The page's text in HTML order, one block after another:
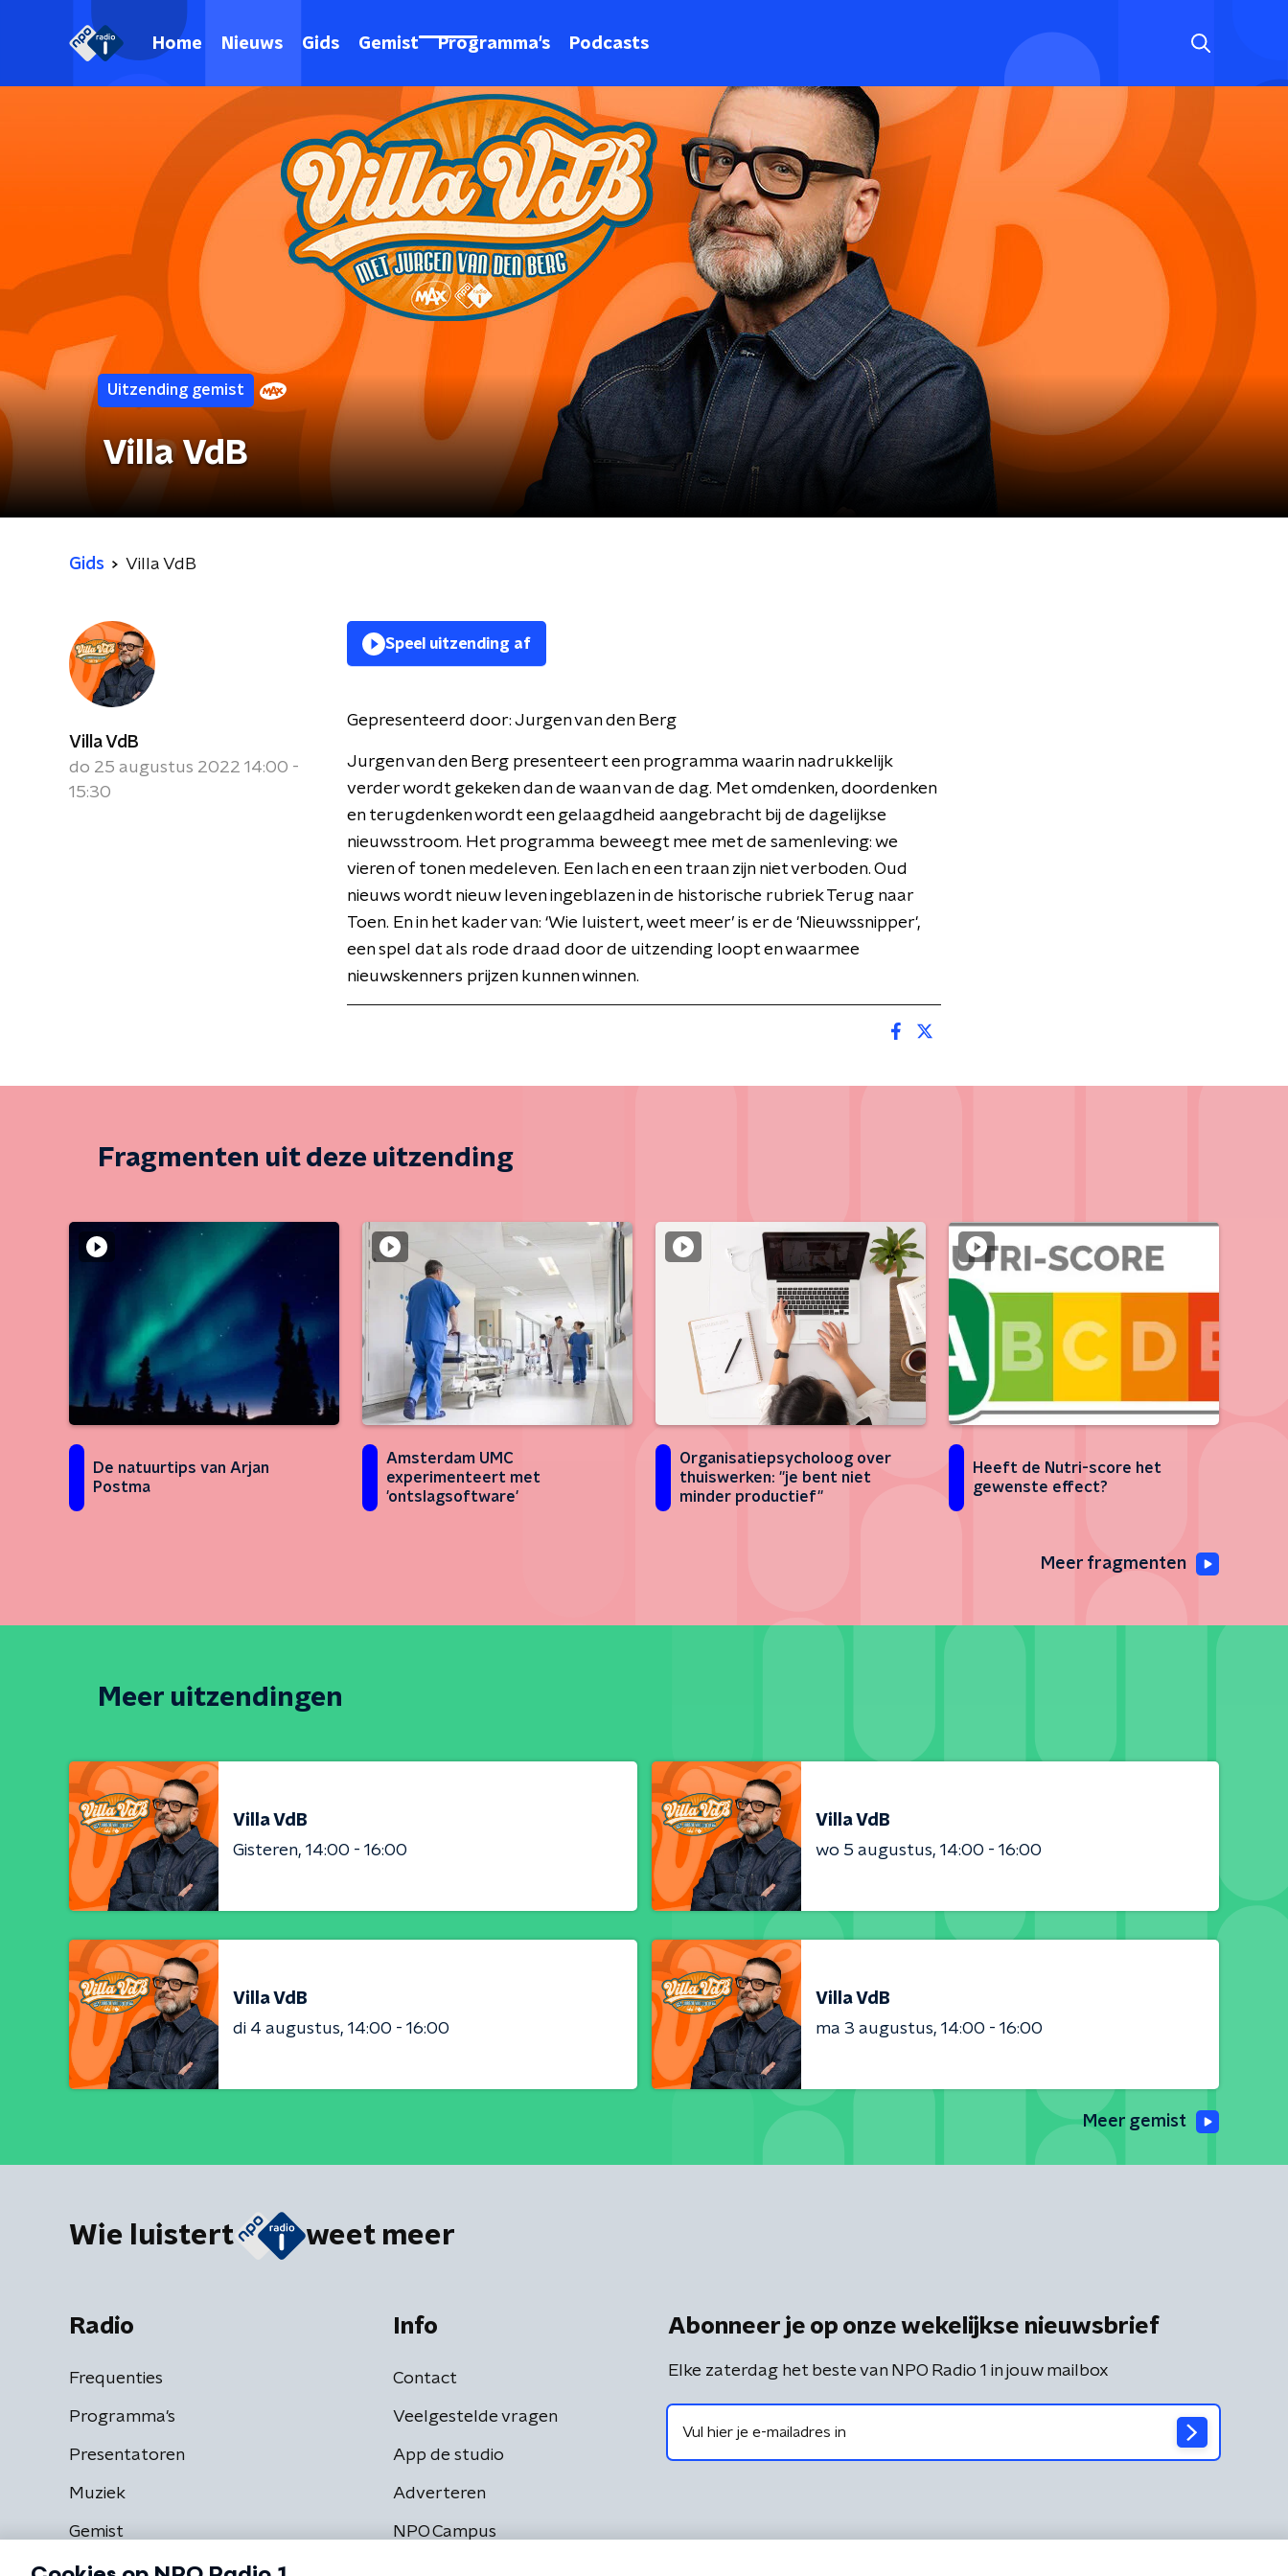
Home Nieuws Gids Gemist Programma's Podcasts
Uitzending gemist
Villa VdB
Gids Villa VdB
Villa VdB
do 25 augustus 2022 14:00 -
15:30
Speel uitzending af
Gepresenteerd door: Jurgen van den Berg
Jurgen van den Berg presenteert een programma waarin nadrukkelijk
verder wordt gekeken dan de waan van de dag. Met omdenken, doordenken
en terugdenken wordt een gelaagdheid aangebracht bij de dagelijkse
nieuwsstroom. Het programma beweegt mee met de samenleving: we
vieren of tonen medeleven. Een lach en een traan zijn niet verboden. Oud
nieuws wordt nieuw leven ingeblazen in de historische rubriek Terug naar
Toen. En in het kader van: ‘Wie luistert, weet meer’ is er de 'Nieuwssnipper',
een spel dat als rode draad door de uitzending loopt en waarmee
nieuwskenners prijzen kunnen winnen.
Fragmenten uit deze uitzending
De natuurtips van Arjan
Postma
Amsterdam UMC
experimenteert met
'ontslagsoftware'
Organisatiepsycholoog over
thuiswerken: ''je bent niet
minder productief''
Heeft de Nutri-score het
gewenste effect?
Meer fragmenten
Meer uitzendingen
Villa VdB
Gisteren 14:00 - 16:00
Villa VdB
wo 5 augustus 14:00 - 16:00
Villa VdB
di 4 augustus 14:00 - 16:00
Villa VdB
ma 3 augustus 14:00 - 16:00
Meer gemist
Wie luistert weet meer
Radio
Frequenties
Programma's
Presentatoren
Muziek
Gemist
Info
Contact
Veelgestelde vragen
App de studio
Adverteren
NPO Campus
Abonneer je op onze wekelijkse nieuwsbrief
Elke zaterdag het beste van NPO Radio 1 in jouw mailbox